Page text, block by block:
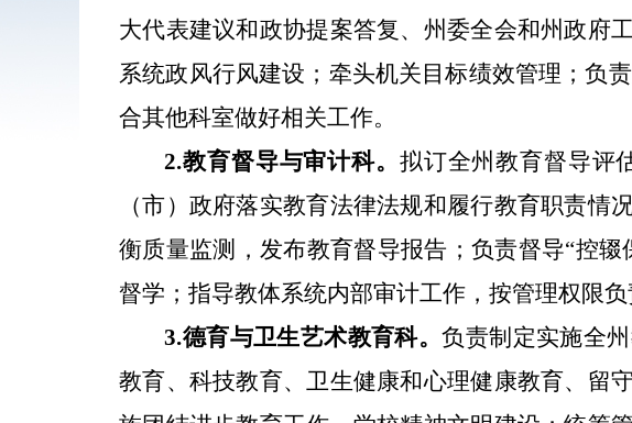
大代表建议和政协提案答复、州委全会和州政府
系统政风行风建设；牵头机关目标绩效管理；负
合其他科室做好相关工作。
2.教育督导与审计科。 拟订全州教育督导评
（市）政府落实教育法律法规和履行教育职责
衡质量监测，发布教育督导报告；负责督导“控辍
督学；指导教体系统内部审计工作，按管理权限
3.德育与卫生艺术教育科。负责制定实施全
教育、科技教育、卫生健康和心理健康教育、留